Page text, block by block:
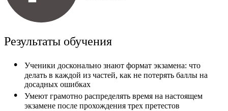
Результаты обучения
Ученики досконально знают формат экзамена: что
делать в каждой из частей, как не потерять баллы на
досадных ошибках
Умеют грамотно распределять время на настоящем
экзамене после прохождения трех претестов